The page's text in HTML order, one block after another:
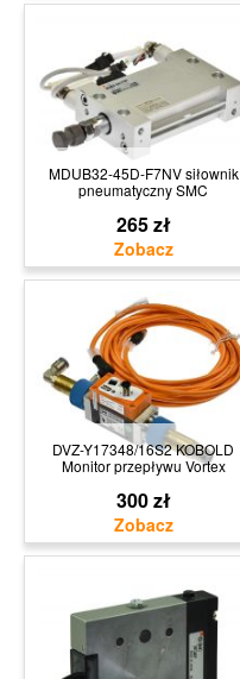
MDUB32-45D-F7NV siłownik
pneumatyczny SMC
265 zł
DVZ-Y17348/16S2 KOBOLD
Monitor przepływu Vortex
300 zł